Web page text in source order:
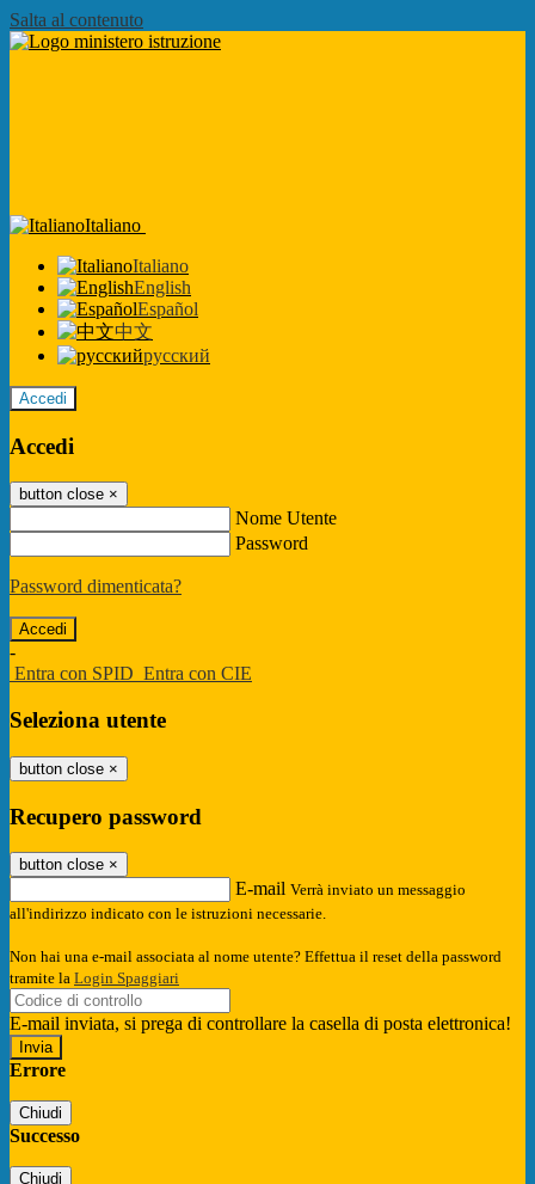
Salta al contenuto
Italiano
Italiano
English
Español
中文
русский
Accedi
Accedi
button close ×
Nome Utente
Password
Password dimenticata?
-
Entra con SPID Entra con CIE
Seleziona utente
button close ×
Recupero password
button close ×
E-mail Verrà inviato un messaggio
all'indirizzo indicato con le istruzioni necessarie.
Non hai una e-mail associata al nome utente? Effettua il reset della password
tramite la Login Spaggiari
E-mail inviata, si prega di controllare la casella di posta elettronica!
Errore
Chiudi
Successo
Chiudi